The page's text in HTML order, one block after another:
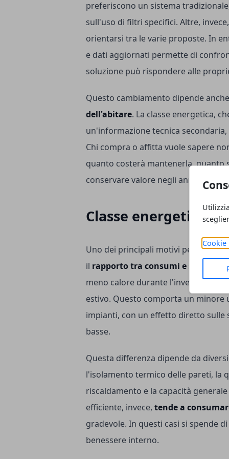
Cookie
preferiscono un sistema
sull'uso di filtri specifici. Altre,
orientarsi tra le varie proposte. In
e dati aggiornati permette di
soluzione può rispondere alle
Questo cambiamento dipende
dell'abitare. La classe energetica,
un'informazione tecnica
Chi compra o affitta vuole sapere
quanto costerà mantenerla, quanto
conservare valore negli anni.
Classe energetica e
Uno dei principali motivi per cui
il rapporto tra consumi e spese
.
meno calore durante l'inverno e
estivo. Questo comporta un
impianti, con un effetto diretto sulle
basse.
Questa differenza dipende da
l'isolamento termico delle pareti, la
riscaldamento e la capacità
efficiente, invece, tende a
gradevole. In questi casi si spende
benessere interno.